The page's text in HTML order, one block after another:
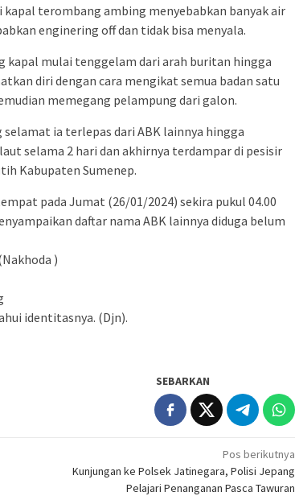
terombang ambing menyebabkan banyak air
enginering off dan tidak bisa menyala.
kapal mulai tenggelam dari arah buritan hingga
diri dengan cara mengikat semua badan satu
memegang pelampung dari galon.
ia terlepas dari ABK lainnya hingga
selama 2 hari dan akhirnya terdampar di pesisir
Kabupaten Sumenep.
pada Jumat (26/01/2024) sekira pukul 04.00
daftar nama ABK lainnya diduga belum
)
identitasnya. (Djn).
SEBARKAN
Pos berikutnya
Kunjungan ke Polsek Jatinegara, Polisi Jepang
Pelajari Penanganan Pasca Tawuran